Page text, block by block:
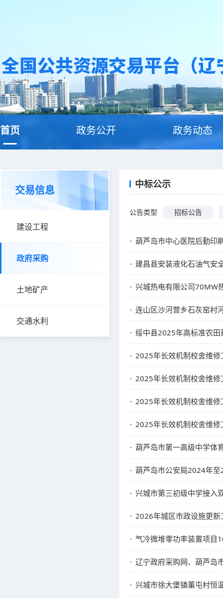
首页 政务公开 政务动态
交易信息
建设工程
政府采购
土地矿产
交通水利
中标公示
公告类型 招标公告
葫芦岛市中心医院后勤印
建昌县安装液化石油气安
兴城热电有限公司70MW
连山区沙河营乡石灰窑村
绥中县2025年高标准农田建设项
2025年长效机制校舍维
2025年长效机制校舍维
2025年长效机制校舍维
2025年长效机制校舍维
葫芦岛市第一高级中学体
葫芦岛市公安局2024年
兴城市第三初级中学接入
2026年城区市政设施更新
气冷微堆零功率装置项目
辽宁政府采购网、葫芦岛
兴城市徐大堡镇董屯村恒